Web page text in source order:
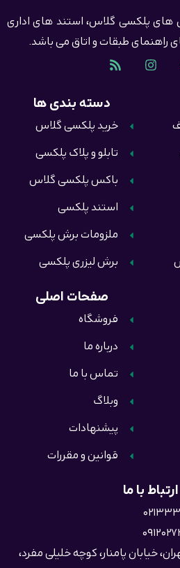
پلکسی گلاس، استند های اداری
راهنمای طبقات و اتاق می باشد.
دسته بندی ها
خرید پلکسی گلاس
تابلو و پلاک پلکسی
باکس پلکسی گلاس
استند پلکسی
ملزومات برش پلکسی
برش لیزری پلکسی
صفحات اصلی
فروشگاه
درباره ما
تماس با ما
وبلاگ
پیشنهادات
قوانین و مقررات
ارتباط با ما
خیابان پامنار، کوچه خلیلی مفرد،